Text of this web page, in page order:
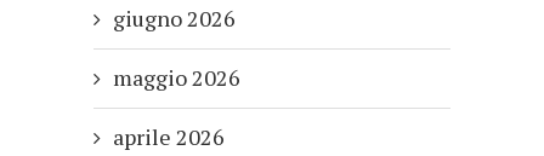
giugno 2026
maggio 2026
aprile 2026